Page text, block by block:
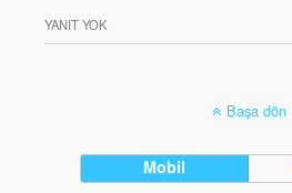
YANIT YOK
Başa dön
Mobil